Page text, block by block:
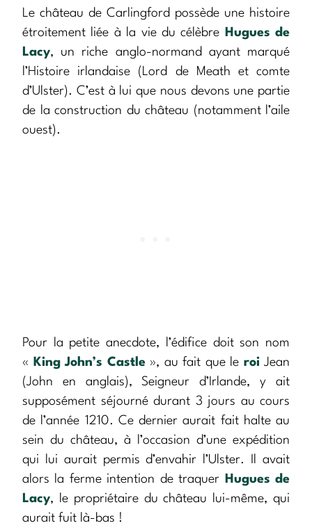
Le château de Carlingford possède une histoire
étroitement liée à la vie du célèbre
Hugues de
Lacy, un riche anglo-normand ayant marqué
l’Histoire irlandaise (Lord de Meath et comte
d’Ulster). C’est à lui que nous devons une partie
de la construction du château (notamment l’aile
ouest).
Pour la petite anecdote, l’édifice doit son nom
«
King John’s Castle», au fait que le roi Jean
(John en anglais), Seigneur d’Irlande, y ait
supposément séjourné durant 3 jours au cours
de l’année 1210. Ce dernier aurait fait halte au
sein du château, à l’occasion d’une expédition
qui lui aurait permis d’envahir l’Ulster. Il avait
alors la ferme intention de traquer
Hugues de
Lacy, le propriétaire du château lui-même, qui
aurait fuit là-bas !